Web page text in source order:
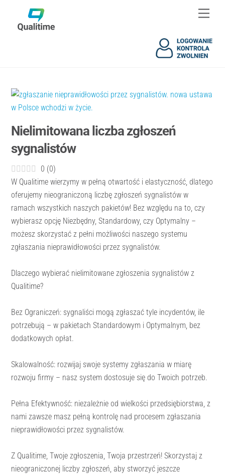
content
content
Nielimitowana liczba zgłoszeń
sygnalistów
0 (0)
W Qualitime wierzymy w pełną otwartość i elastyczność, dlatego
oferujemy nieograniczoną liczbę zgłoszeń sygnalistów w
ramach wszystkich naszych pakietów! Bez względu na to, czy
wybierasz opcję Niezbędny, Standardowy, czy Optymalny –
możesz skorzystać z pełni możliwości naszego systemu
zgłaszania nieprawidłowości przez sygnalistów.
Dlaczego wybierać nielimitowane zgłoszenia sygnalistów z
Qualitime?
Bez Ograniczeń: sygnaliści mogą zgłaszać tyle incydentów, ile
potrzebują – w pakietach Standardowym i Optymalnym, bez
dodatkowych opłat.
Skalowalność: rozwijaj swoje systemy zgłaszania w miarę
rozwoju firmy – nasz system dostosuje się do Twoich potrzeb.
Pełna Efektywność: niezależnie od wielkości przedsiębiorstwa, z
nami zawsze masz pełną kontrolę nad procesem zgłaszania
nieprawidłowości przez sygnalistów.
Z Qualitime, Twoje zgłoszenia, Twoja przestrzeń! Skorzystaj z
nieograniczonej liczby zgłoszeń, aby stworzyć jeszcze